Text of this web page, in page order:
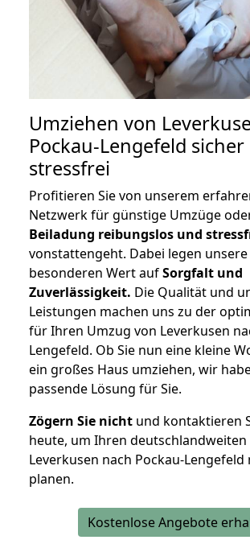
Umziehen von
Pockau-Lengefeld
stressfrei
Profitieren Sie von unserem
Netzwerk für günstige Umzüge
Beiladung reibungslos und
vonstattengeht. Dabei legen
besonderen Wert aufSorgfalt und
Zuverlässigkeit. Die Qualität und
Leistungen machen uns zu der
für Ihren Umzug von Leverkusen
Lengefeld. Ob Sie nun eine kleine
ein großes Haus umziehen, wir
passende Lösung für Sie.
Zögern Sie nicht und kontaktieren
heute, um Ihren deutschlandweiten
Leverkusen nach Pockau-
planen.
Kostenlose Angebote